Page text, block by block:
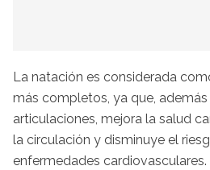
La natación es considerada
más completos, ya que,
articulaciones, mejora la salud
la circulación y disminuye el
enfermedades cardiovasculares.